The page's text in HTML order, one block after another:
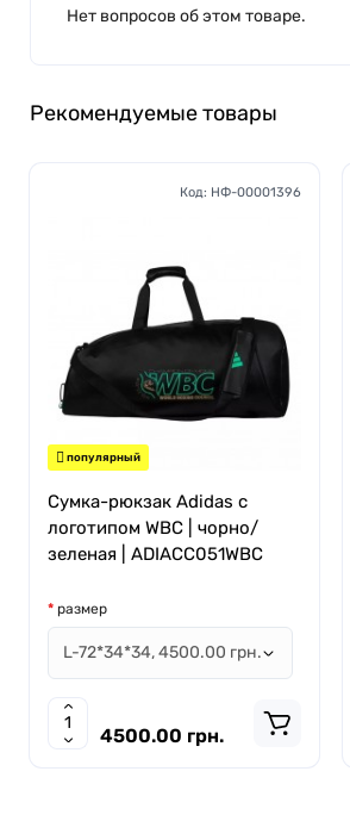
Нет вопросов об этом товаре.
Рекомендуемые товары
Код: НФ-00001396
популярный
Сумка-рюкзак Adidas с
логотипом WBC | чорно/
зеленая | ADIACC051WBC
размер
4500.00 грн.